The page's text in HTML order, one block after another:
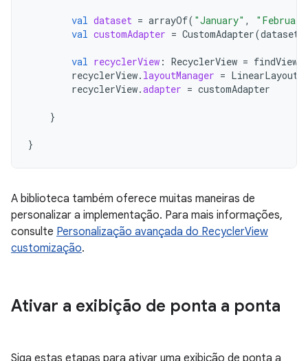
val dataset = arrayOf( "January" ,
val customAdapter = CustomAdapter(dataset
val recyclerView : RecyclerView =
recyclerView. layoutManager =
recyclerView.adapter = customAdapter
}
}
A biblioteca também oferece muitas maneiras de
personalizar a implementação. Para mais informações,
consulte Personalização avançada do RecyclerView
customização.
Ativar a exibição de ponta a ponta
Siga estas etapas para ativar uma exibição de ponta a